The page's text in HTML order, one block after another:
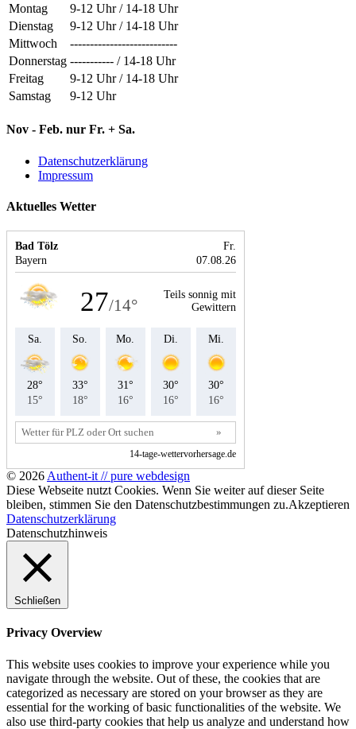
Montag
9-12 Uhr / 14-18 Uhr
Dienstag
9-12 Uhr / 14-18 Uhr
Mittwoch
---------------------------
Donnerstag ----------- / 14-18 Uhr
Freitag
9-12 Uhr / 14-18 Uhr
Samstag
9-12 Uhr
Nov - Feb. nur Fr. + Sa.
Datenschutzerklärung
Impressum
Aktuelles Wetter
© 2026 Authent-it // pure webdesign
Diese Webseite nutzt Cookies. Wenn Sie weiter auf dieser Seite
bleiben, stimmen Sie den Datenschutzbestimmungen zu.Akzeptieren
Datenschutzerklärung
Datenschutzhinweis
Schließen
Privacy Overview
This website uses cookies to improve your experience while you
navigate through the website. Out of these, the cookies that are
categorized as necessary are stored on your browser as they are
essential for the working of basic functionalities of the website. We
also use third-party cookies that help us analyze and understand how